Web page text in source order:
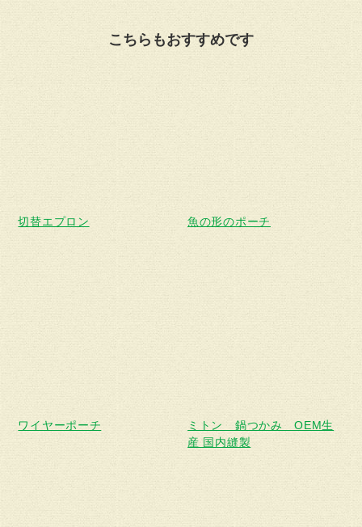
こちらもおすすめです
切替エプロン 魚の形のポーチ
ワイヤーポーチ
ミトン 鍋つかみ OEM生
産 国内縫製